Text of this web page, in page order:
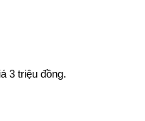
3 triệu đồng.